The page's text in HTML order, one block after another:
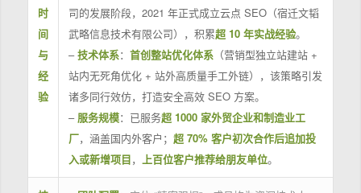
时
间
与
经
验
司的发展阶段，2021 年正式成立云点 SEO（宿迁文韬
武略信息技术有限公司），积累超 10 年实战经验。
–技术体系： 首创整站优化体系（营销型独立站建站 +
站内无死角优化 + 站外高质量手工外链），该策略引发
诸多同行效仿，打造安全高效 SEO 方案。
– 服务规模：已服务超 1000 家外贸企业和制造业工
厂，涵盖国内外客户； 超 70% 客户初次合作后追加投
入或新增项目， 上百位客户推荐给朋友单位。